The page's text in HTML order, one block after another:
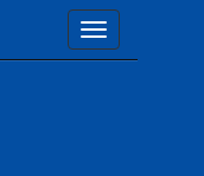
Toggle